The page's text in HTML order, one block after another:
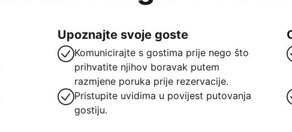
Upoznajte svoje goste
Komunicirajte s gostima prije nego što
prihvatite njihov boravak putem
razmjene poruka prije rezervacije.
Pristupite uvidima u povijest putovanja
gostiju.